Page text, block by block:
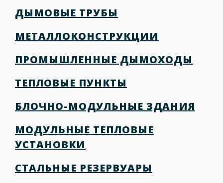
ДЫМОВЫЕ ТРУБЫ
МЕТАЛЛОКОНСТРУКЦИИ
ПРОМЫШЛЕННЫЕ ДЫМОХОДЫ
ТЕПЛОВЫЕ ПУНКТЫ
БЛОЧНО-МОДУЛЬНЫЕ ЗДАНИЯ
МОДУЛЬНЫЕ ТЕПЛОВЫЕ
УСТАНОВКИ
СТАЛЬНЫЕ РЕЗЕРВУАРЫ